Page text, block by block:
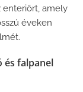
enteriőrt, amely
éveken
és falpanel